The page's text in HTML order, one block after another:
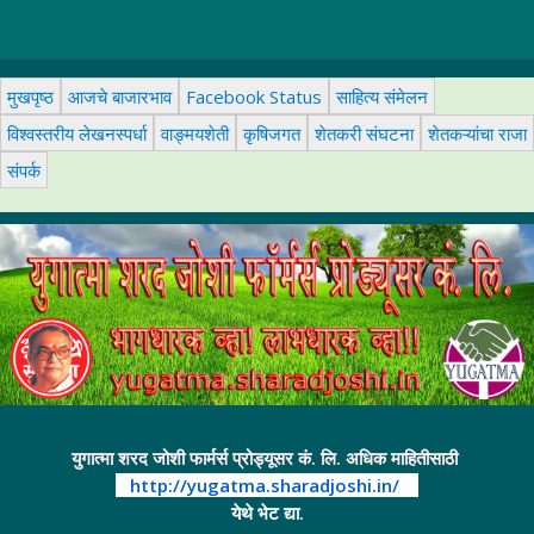
मुखपृष्ठ आजचे बाजारभाव Facebook Status
साहित्य संमेलन
विश्वस्तरीय लेखनस्पर्धा वाङ्मयशेती कृषिजगत शेतकरी संघटना शेतकऱ्यांचा राजा
संपर्क
युगात्मा शरद जोशी फार्मर्स प्रोड्यूसर कं. लि. अधिक माहितीसाठी
http://yugatma.sharadjoshi.in/
येथे भेट द्या.